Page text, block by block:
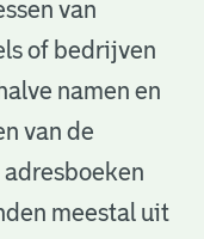
van
of bedrijven
namen en
van de
adresboeken
meestal uit